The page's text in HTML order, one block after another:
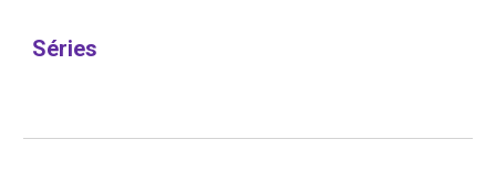
Séries